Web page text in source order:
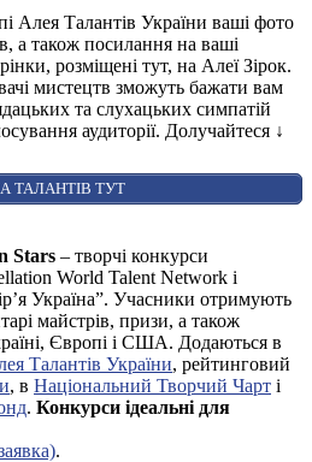
Алея Талантів України ваші фото
а також посилання на ваші
розміщені тут, на Алеї Зірок.
мистецтв зможуть бажати вам
та слухацьких симпатій
аудиторії. Долучайтеся ↓
ТАЛАНТІВ ТУТ
Stars – творчі конкурси
World Talent Network і
Україна”. Учасники отримують
майстрів, призи, а також
Європі і США. Додаються в
Талантів України, рейтинговий
, в Національний Творчий Чарт і
. Конкурси ідеальні для
.